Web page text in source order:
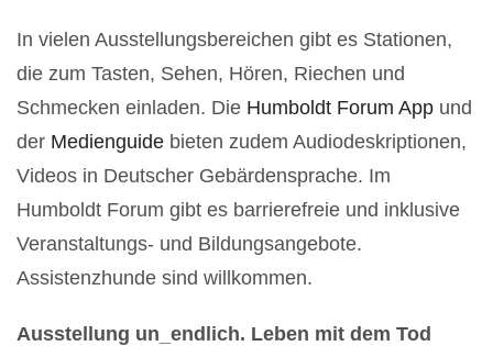
In vielen Ausstellungsbereichen gibt es Stationen,
die zum Tasten, Sehen, Hören, Riechen und
Schmecken einladen. Die Humboldt Forum App und
der Medienguide bieten zudem Audiodeskriptionen,
Videos in Deutscher Gebärdensprache. Im
Humboldt Forum gibt es barrierefreie und inklusive
Veranstaltungs- und Bildungsangebote.
Assistenzhunde sind willkommen.
Ausstellung un_endlich. Leben mit dem Tod